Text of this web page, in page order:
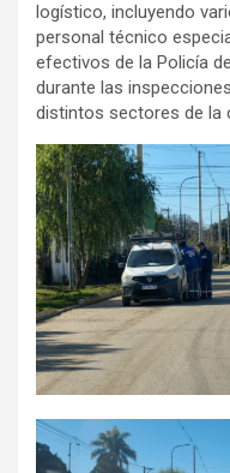
logístico, incluyendo
personal técnico
efectivos de la Policía
durante las
distintos sectores de la